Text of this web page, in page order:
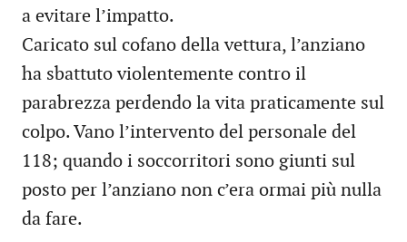
a evitare l’impatto.
Caricato sul cofano della vettura, l’anziano
ha sbattuto violentemente contro il
parabrezza perdendo la vita praticamente sul
colpo. Vano l’intervento del personale del
118; quando i soccorritori sono giunti sul
posto per l’anziano non c’era ormai più nulla
da fare.